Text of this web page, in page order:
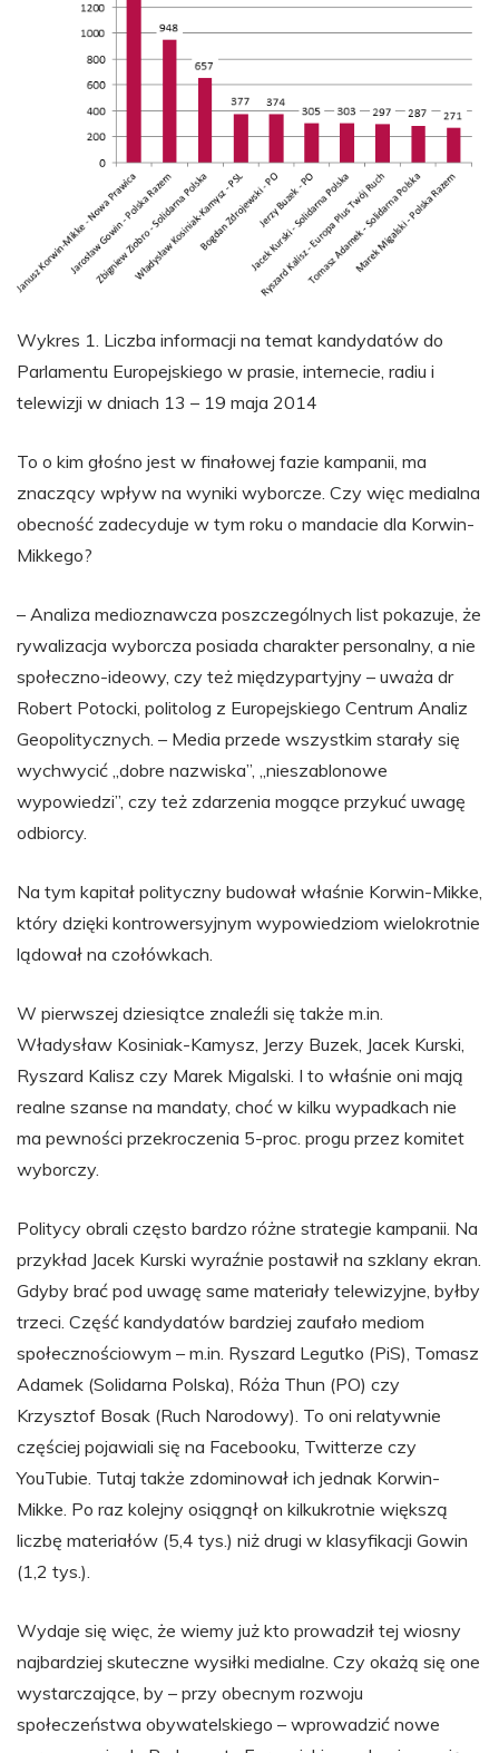
Wykres 1. Liczba informacji na temat kandydatów do
Parlamentu Europejskiego w prasie, internecie, radiu i
telewizji w dniach 13 – 19 maja 2014
To o kim głośno jest w finałowej fazie kampanii, ma
znaczący wpływ na wyniki wyborcze. Czy więc medialna
obecność zadecyduje w tym roku o mandacie dla Korwin-
Mikkego?
– Analiza medioznawcza poszczególnych list pokazuje, że
rywalizacja wyborcza posiada charakter personalny, a nie
społeczno-ideowy, czy też międzypartyjny – uważa dr
Robert Potocki, politolog z Europejskiego Centrum Analiz
Geopolitycznych. – Media przede wszystkim starały się
wychwycić „dobre nazwiska”, „nieszablonowe
wypowiedzi”, czy też zdarzenia mogące przykuć uwagę
odbiorcy.
Na tym kapitał polityczny budował właśnie Korwin-Mikke,
który dzięki kontrowersyjnym wypowiedziom wielokrotnie
lądował na czołówkach.
W pierwszej dziesiątce znaleźli się także m.in.
Władysław Kosiniak-Kamysz, Jerzy Buzek, Jacek Kurski,
Ryszard Kalisz czy Marek Migalski. I to właśnie oni mają
realne szanse na mandaty, choć w kilku wypadkach nie
ma pewności przekroczenia 5-proc. progu przez komitet
wyborczy.
Politycy obrali często bardzo różne strategie kampanii. Na
przykład Jacek Kurski wyraźnie postawił na szklany ekran.
Gdyby brać pod uwagę same materiały telewizyjne, byłby
trzeci. Część kandydatów bardziej zaufało mediom
społecznościowym – m.in. Ryszard Legutko (PiS), Tomasz
Adamek (Solidarna Polska), Róża Thun (PO) czy
Krzysztof Bosak (Ruch Narodowy). To oni relatywnie
częściej pojawiali się na Facebooku, Twitterze czy
YouTubie. Tutaj także zdominował ich jednak Korwin-
Mikke. Po raz kolejny osiągnął on kilkukrotnie większą
liczbę materiałów (5,4 tys.) niż drugi w klasyfikacji Gowin
(1,2 tys.).
Wydaje się więc, że wiemy już kto prowadził tej wiosny
najbardziej skuteczne wysiłki medialne. Czy okażą się one
wystarczające, by – przy obecnym rozwoju
społeczeństwa obywatelskiego – wprowadzić nowe